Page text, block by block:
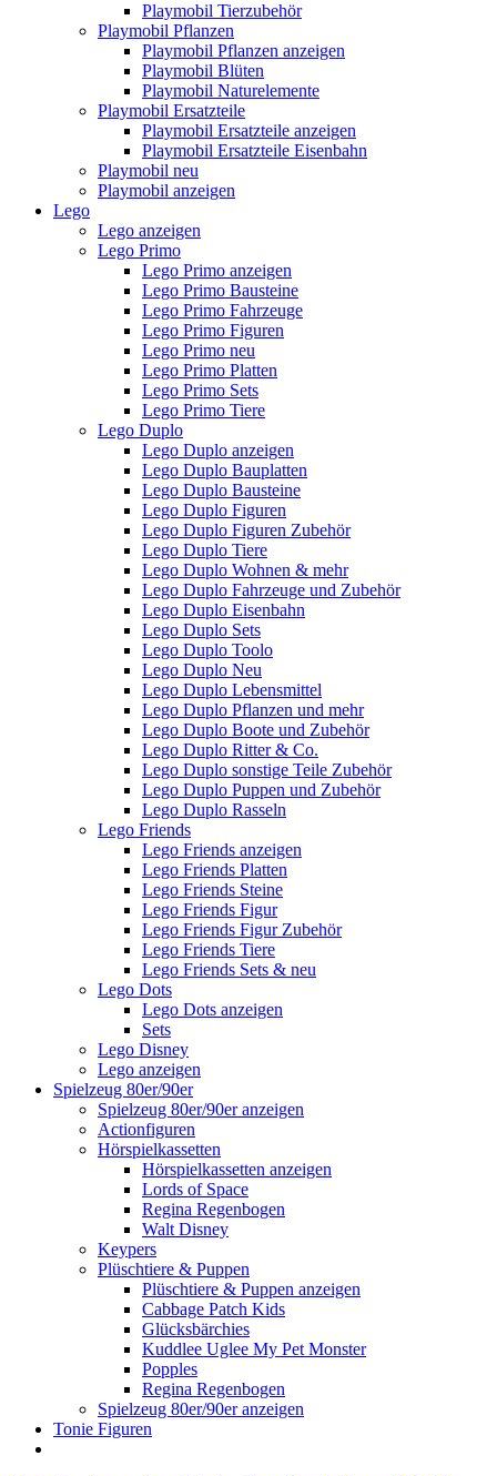
Playmobil Tierzubehör
Playmobil Pflanzen
Playmobil Pflanzen anzeigen
Playmobil Blüten
Playmobil Naturelemente
Playmobil Ersatzteile
Playmobil Ersatzteile anzeigen
Playmobil Ersatzteile Eisenbahn
Playmobil neu
Playmobil anzeigen
Lego
Lego anzeigen
Lego Primo
Lego Primo anzeigen
Lego Primo Bausteine
Lego Primo Fahrzeuge
Lego Primo Figuren
Lego Primo neu
Lego Primo Platten
Lego Primo Sets
Lego Primo Tiere
Lego Duplo
Lego Duplo anzeigen
Lego Duplo Bauplatten
Lego Duplo Bausteine
Lego Duplo Figuren
Lego Duplo Figuren Zubehör
Lego Duplo Tiere
Lego Duplo Wohnen & mehr
Lego Duplo Fahrzeuge und Zubehör
Lego Duplo Eisenbahn
Lego Duplo Sets
Lego Duplo Toolo
Lego Duplo Neu
Lego Duplo Lebensmittel
Lego Duplo Pflanzen und mehr
Lego Duplo Boote und Zubehör
Lego Duplo Ritter & Co.
Lego Duplo sonstige Teile Zubehör
Lego Duplo Puppen und Zubehör
Lego Duplo Rasseln
Lego Friends
Lego Friends anzeigen
Lego Friends Platten
Lego Friends Steine
Lego Friends Figur
Lego Friends Figur Zubehör
Lego Friends Tiere
Lego Friends Sets & neu
Lego Dots
Lego Dots anzeigen
Sets
Lego Disney
Lego anzeigen
Spielzeug 80er/90er
Spielzeug 80er/90er anzeigen
Actionfiguren
Hörspielkassetten
Hörspielkassetten anzeigen
Lords of Space
Regina Regenbogen
Walt Disney
Keypers
Plüschtiere & Puppen
Plüschtiere & Puppen anzeigen
Cabbage Patch Kids
Glücksbärchies
Kuddlee Uglee My Pet Monster
Popples
Regina Regenbogen
Spielzeug 80er/90er anzeigen
Tonie Figuren